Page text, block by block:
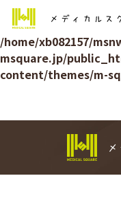
Warning
: Attempt to
/home/xb082157/
msquare.jp/
content/themes/m-